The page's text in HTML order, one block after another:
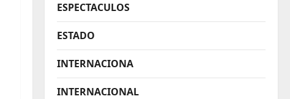
ESPECTACULOS
ESTADO
INTERNACIONA
INTERNACIONAL